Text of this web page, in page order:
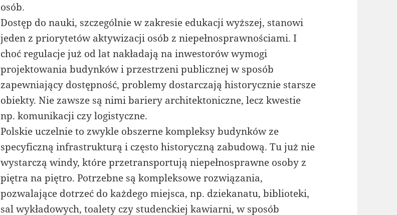
osób.
Dostęp do nauki, szczególnie w zakresie edukacji wyższej, stanowi
jeden z priorytetów aktywizacji osób z niepełnosprawnościami. I
choć regulacje już od lat nakładają na inwestorów wymogi
projektowania budynków i przestrzeni publicznej w sposób
zapewniający dostępność, problemy dostarczają historycznie starsze
obiekty. Nie zawsze są nimi bariery architektoniczne, lecz kwestie
np. komunikacji czy logistyczne.
Polskie uczelnie to zwykle obszerne kompleksy budynków ze
specyficzną infrastrukturą i często historyczną zabudową. Tu już nie
wystarczą windy, które przetransportują niepełnosprawne osoby z
piętra na piętro. Potrzebne są kompleksowe rozwiązania,
pozwalające dotrzeć do każdego miejsca, np. dziekanatu, biblioteki,
sal wykładowych, toalety czy studenckiej kawiarni, w sposób